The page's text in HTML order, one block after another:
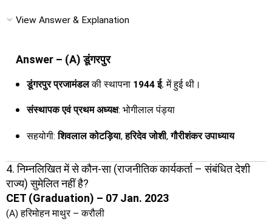
View Answer & Explanation
Answer – (A) डूंगरपुर
डूंगरपुर प्रजामंडलकी स्थापना 1944 ई. में हुई थी।
संस्थापक एवं प्रथम अध्यक्ष: भोगीलाल पंड्या
सहयोगी:शिवलाल कोटड़िया,हरिदेव जोशी,गौरीशंकर उपाध्याय
4. निम्नलिखित में से कौन-सा (राजनीतिक कार्यकर्ता – संबंधित देशी
राज्य) सुमेलित नहीं है?
CET (Graduation) – 07 Jan. 2023
(A) हरिमोहन माथुर – करौली